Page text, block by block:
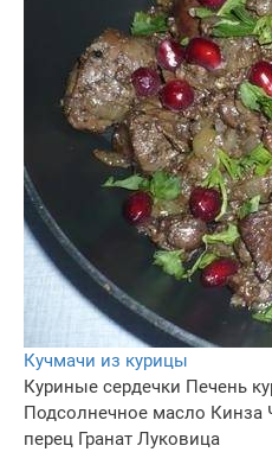
Кучмачи из курицы
Куриные сердечки Печень
Подсолнечное масло Кинза
перец Гранат Луковица